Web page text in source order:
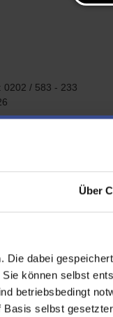
Über
dabei
können selbst
betriebsbedingt
selbst
0202 / 583 - 233
Westfalen